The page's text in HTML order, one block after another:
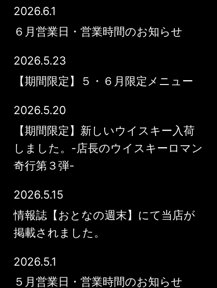
2026.6.1
６月営業日・営業時間のお知らせ
2026.5.23
【期間限定】５・６月限定メニュー
2026.5.20
【期間限定】新しいウイスキー入荷
しました。-店長のウイスキーロマン
奇行第３弾-
2026.5.15
情報誌【おとなの週末】にて当店が
掲載されました。
2026.5.1
５月営業日・営業時間のお知らせ